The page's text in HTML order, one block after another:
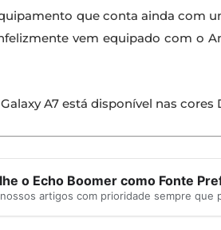
que conta ainda com
vem equipado com o
A7 está disponível nas
o Echo Boomer como Fonte
artigos com prioridade sempre que